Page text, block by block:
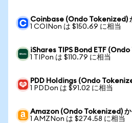
Coinbase (Ondo Tokenized)
1 COINon は $150.69 に相当
iShares TIPS Bond ETF
1 TIPon は $110.79 に相当
PDD Holdings (Ondo
1 PDDon は $91.02 に相当
Amazon (Ondo Tokenized) か
1 AMZNon は $274.58 に相当